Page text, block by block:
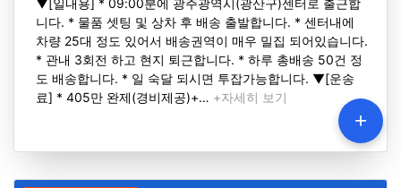
니다. * 물품 셋팅 및 상차 후 배송 출발합니다. * 센터내에
차량 25대 정도 있어서 배송권역이 매우 밀집 되어있습니다.
* 관내 3회전 하고 현지 퇴근합니다. * 하루 총배송 50건 정
도 배송합니다. * 일 숙달 되시면 투잡가능합니다. ▼[운송
료] * 405만 완제(경비제공)+… +자세히 보기
+